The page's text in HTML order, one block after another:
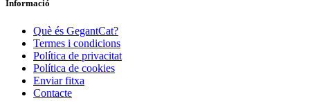
Informació
Què és GegantCat?
Termes i condicions
Política de privacitat
Política de cookies
Enviar fitxa
Contacte